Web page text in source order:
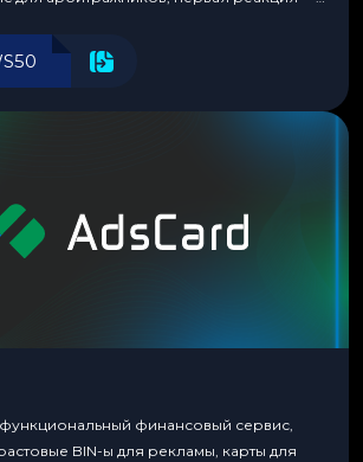
всерьез любой новый продукт,
обратное делом. LuckyCards — история
финансовый сервис,
BIN-ы для рекламы, карты для